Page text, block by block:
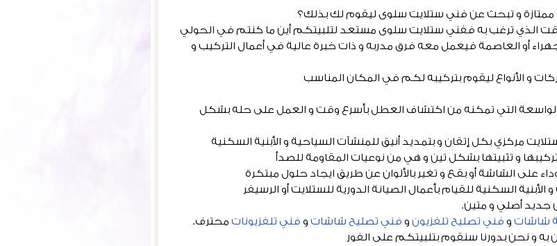
ممتازة و تبحث عن فني ستلايت سلوى ليقوم لك بذلك؟
الذي ترغب به ففني ستلايت سلوى مستعد لتلبيتكم أين ما كنتم في الحولي
الجهراء أو العاصمة فيعمل معه فرق مدربه و ذات خبرة عالية في أعمال التركيب و
و الأنواع ليقوم بتركيبه لكم في المكان المناسب
التي تمكنه من اكتشاف العطل بأسرع وقت و العمل على حله بشكل
مركزي بكل إتقان و بتمديد أنيق للمنشآت السياحية و الأبنية السكنية
و تثبيتها بشكل تين و هي من نوعيات المقاومة للصدأ
الشاشة أو بقع و تغير بالألوان عن طريق ايجاد حلول مبتكرة
السكنية للقيام بأعمال الصيانة الدورية للستلايت أو الرسيفر
شاشاتوفني تصليح تلفزيونوفني تصليح شاشاتوفني تلفزيوناتمحترف.
و نحن بدورنا سنقوم بتلبيتكم على الفور